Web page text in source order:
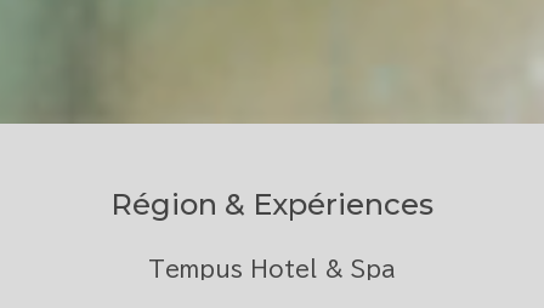
Région & Expériences
Tempus Hotel & Spa